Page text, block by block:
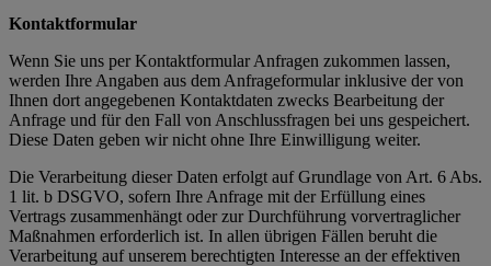
Kontaktformular
Wenn Sie uns per Kontaktformular Anfragen zukommen lassen,
werden Ihre Angaben aus dem Anfrageformular inklusive der von
Ihnen dort angegebenen Kontaktdaten zwecks Bearbeitung der
Anfrage und für den Fall von Anschlussfragen bei uns gespeichert.
Diese Daten geben wir nicht ohne Ihre Einwilligung weiter.
Die Verarbeitung dieser Daten erfolgt auf Grundlage von Art. 6 Abs.
1 lit. b DSGVO, sofern Ihre Anfrage mit der Erfüllung eines
Vertrags zusammenhängt oder zur Durchführung vorvertraglicher
Maßnahmen erforderlich ist. In allen übrigen Fällen beruht die
Verarbeitung auf unserem berechtigten Interesse an der effektiven